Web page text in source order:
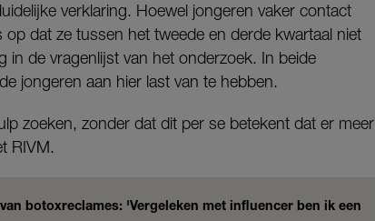
verklaring. Hoewel jongeren vaker contact
dat ze tussen het tweede en derde kwartaal niet
in de vragenlijst van het onderzoek. In beide
jongeren aan hier last van te hebben.
zoeken, zonder dat dit per se betekent dat er meer
RIVM.
botoxreclames: 'Vergeleken met influencer ben ik een